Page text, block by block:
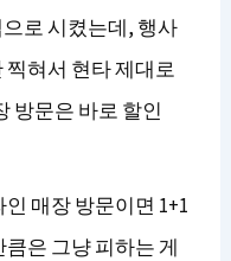
로 시켰는데, 행사
혀서 현타 제대로
방문은 바로 할인
매장 방문이면 1+1
은 그냥 피하는 게